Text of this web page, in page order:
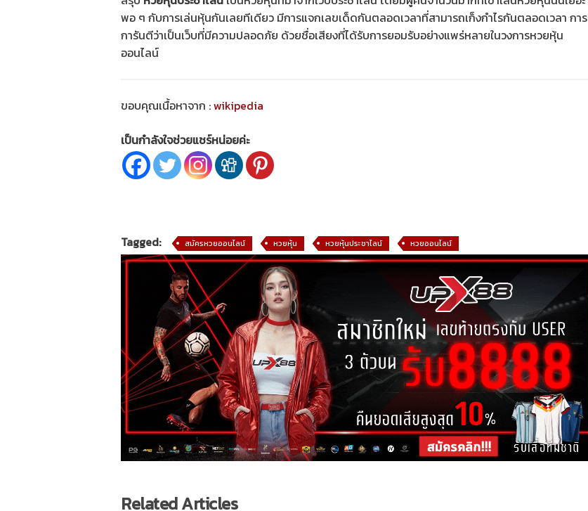
พอ ๆ กับการเล่นหุ้นกันเลยทีเดียว มีการแจกเลขเด็ดกันตลอดเวลาที่สามารถเก็งกำไรกันตลอดเวลา การ
การันตีว่าเป็นเว็บที่มีความปลอดภัย ด้วยชื่อเสียงที่ได้รับการยอมรับอย่างแพร่หลายในวงการหวยหุ้น
ออนไลน์
ขอบคุณเนื้อหาจาก :wikipedia
เป็นกำลังใจช่วยแชร์หน่อยค่ะ
Tagged: สมัครหวยออนไลน์ หวยหุ้น หวยหุ้นประชาไลน์ หวยออนไลน์
Related Articles